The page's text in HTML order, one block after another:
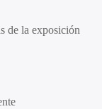
de la exposición